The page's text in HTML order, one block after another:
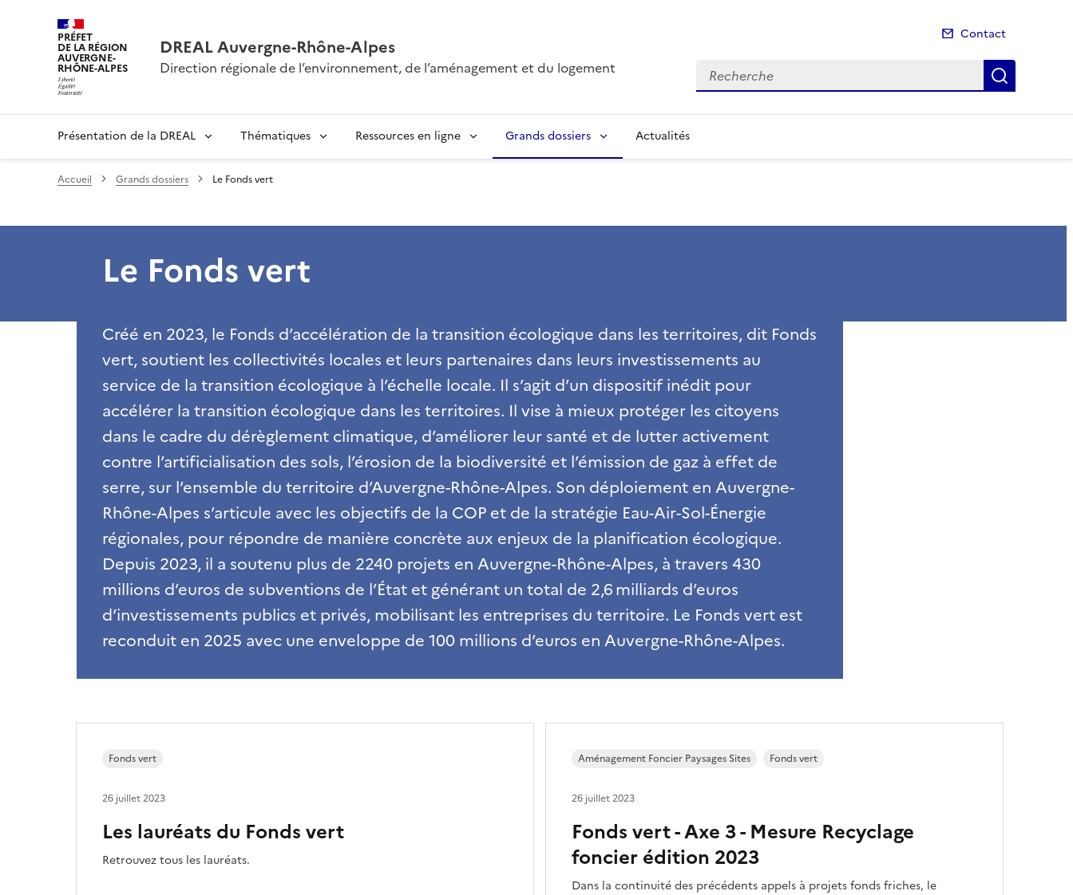
PRÉFET
DE LA RÉGION
AUVERGNE-
RHÔNE-ALPES
DREAL Auvergne-Rhône-Alpes
Direction régionale de l’environnement, de l’aménagement et du logement
Contact
Recherche
Présentation de la DREAL Thématiques Ressources en ligne Grands dossiers Actualités
Accueil Grands dossiers Le Fonds vert
Le Fonds vert
Créé en 2023, le Fonds d’accélération de la transition écologique dans les territoires, dit Fonds
vert, soutient les collectivités locales et leurs partenaires dans leurs investissements au
service de la transition écologique à l’échelle locale. Il s’agit d’un dispositif inédit pour
accélérer la transition écologique dans les territoires. Il vise à mieux protéger les citoyens
dans le cadre du dérèglement climatique, d’améliorer leur santé et de lutter activement
contre l’artificialisation des sols, l’érosion de la biodiversité et l’émission de gaz à effet de
serre, sur l’ensemble du territoire d’Auvergne-Rhône-Alpes. Son déploiement en Auvergne-
Rhône-Alpes s’articule avec les objectifs de la COP et de la stratégie Eau-Air-Sol-Énergie
régionales, pour répondre de manière concrète aux enjeux de la planification écologique.
Depuis 2023, il a soutenu plus de 2240 projets en Auvergne-Rhône-Alpes, à travers 430
millions d’euros de subventions de l’État et générant un total de 2,6 milliards d’euros
d’investissements publics et privés, mobilisant les entreprises du territoire. Le Fonds vert est
reconduit en 2025 avec une enveloppe de 100 millions d’euros en Auvergne-Rhône-Alpes.
Les lauréats du Fonds vert
Retrouvez tous les lauréats.
Fonds vert
26 juillet 2023
Fonds vert - Axe 3 - Mesure Recyclage
foncier édition 2023
Dans la continuité des précédents appels à projets fonds friches, le
Aménagement Foncier Paysages Sites Fonds vert
26 juillet 2023